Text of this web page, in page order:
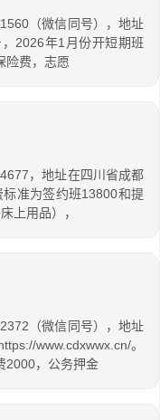
（微信同号），地址
2026年1月份开短期班
险费，志愿
，地址在四川省成都
准为签约班13800和提
上用品），
（微信同号），地址
www.cdxwwx.cn/。
2000，公务押金